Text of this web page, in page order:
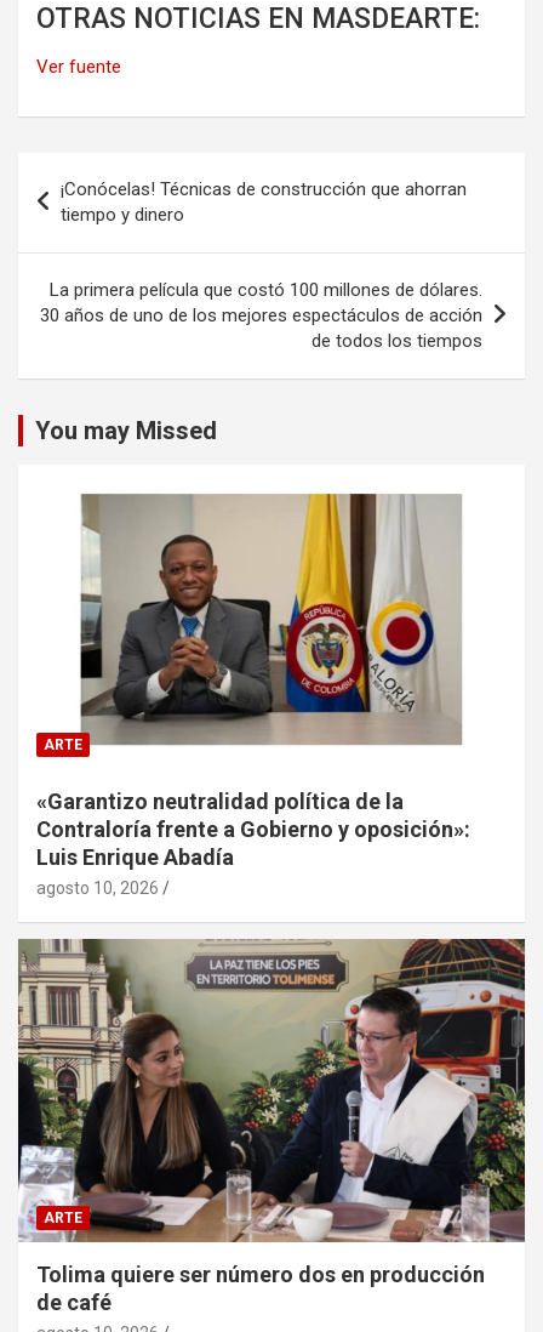
OTRAS NOTICIAS EN MASDEARTE:
Ver fuente
de
entradas
¡Conócelas! Técnicas de construcción que ahorran
tiempo y dinero
La primera película que costó 100 millones de dólares.
30 años de uno de los mejores espectáculos de acción
de todos los tiempos
You may Missed
ARTE
«Garantizo neutralidad política de la
Contraloría frente a Gobierno y oposición»:
Luis Enrique Abadía
agosto 10, 2026
ARTE
Tolima quiere ser número dos en producción
de café